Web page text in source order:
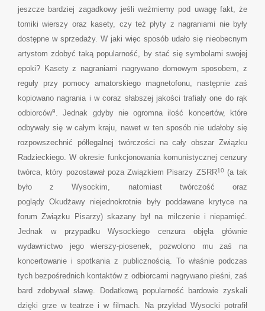
jeszcze bardziej zagadkowy jeśli weźmiemy pod uwagę fakt, że
tomiki wierszy oraz kasety, czy też płyty z nagraniami nie były
dostępne w sprzedaży. W jaki więc sposób udało się nieobecnym
artystom zdobyć taką popularność, by stać się symbolami swojej
epoki? Kasety z nagraniami nagrywano domowym sposobem, z
reguły przy pomocy amatorskiego magnetofonu, następnie zaś
kopiowano nagrania i w coraz słabszej jakości trafiały one do rąk
odbiorców9. Jednak gdyby nie ogromna ilość koncertów, które
odbywały się w całym kraju, nawet w ten sposób nie udałoby się
rozpowszechnić półlegalnej twórczości na cały obszar Związku
Radzieckiego. W okresie funkcjonowania komunistycznej cenzury
twórca, który pozostawał poza Związkiem Pisarzy ZSRR10 (a tak
było z Wysockim, natomiast twórczość oraz
poglądy Okudżawy niejednokrotnie były poddawane krytyce na
forum Związku Pisarzy) skazany był na milczenie i niepamięć.
Jednak w przypadku Wysockiego cenzura objęła głównie
wydawnictwo jego wierszy-piosenek, pozwolono mu zaś na
koncertowanie i spotkania z publicznością. To właśnie podczas
tych bezpośrednich kontaktów z odbiorcami nagrywano pieśni, zaś
bard zdobywał sławę. Dodatkową popularność bardowie zyskali
dzięki grze w teatrze i w filmach. Na przykład Wysocki potrafił